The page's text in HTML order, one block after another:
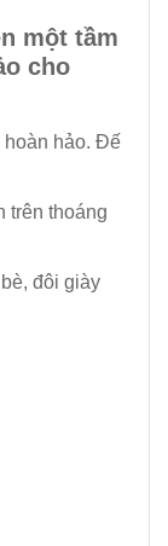
một tầm
cho
hoàn hảo. Đế
trên thoáng
đôi giày